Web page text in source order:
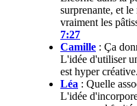
surprenante, et
vraiment les
7:27
Camille : Ça
L'idée d'utiliser
est hyper créative.
Léa : Quelle
L'idée